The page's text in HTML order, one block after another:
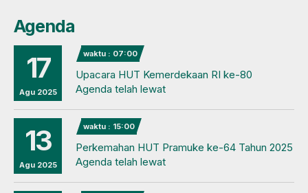
Agenda
17
Agu 2025
waktu : 07:00
Upacara HUT Kemerdekaan RI ke-80
Agenda telah lewat
13
Agu 2025
waktu : 15:00
Perkemahan HUT Pramuke ke-64 Tahun 2025
Agenda telah lewat